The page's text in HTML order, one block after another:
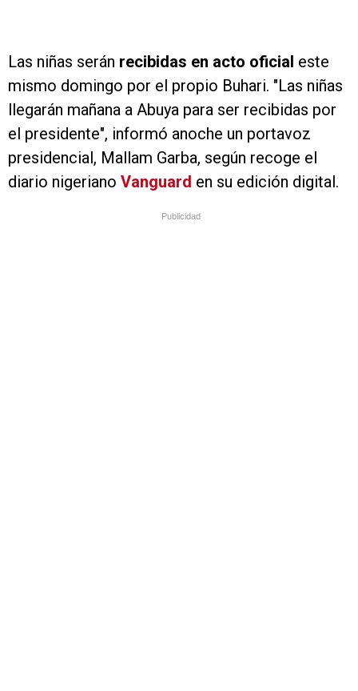
Las niñas serán recibidas en acto oficial este
mismo domingo por el propio Buhari. "Las niñas
llegarán mañana a Abuya para ser recibidas por
el presidente", informó anoche un portavoz
presidencial, Mallam Garba, según recoge el
diario nigeriano Vanguard en su edición digital.
Publicidad